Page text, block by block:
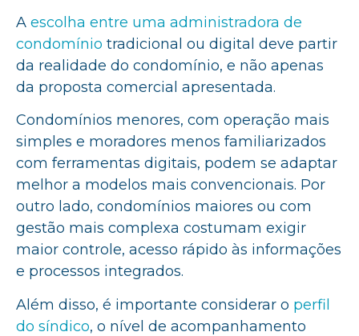
A escolha entre uma administradora de
condomínio tradicional ou digital deve partir
da realidade do condomínio, e não apenas
da proposta comercial apresentada.
Condomínios menores, com operação mais
simples e moradores menos familiarizados
com ferramentas digitais, podem se adaptar
melhor a modelos mais convencionais. Por
outro lado, condomínios maiores ou com
gestão mais complexa costumam exigir
maior controle, acesso rápido às informações
e processos integrados.
Além disso, é importante considerar o perfil
do síndico, o nível de acompanhamento